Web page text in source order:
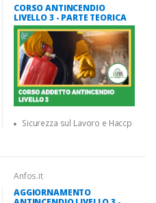
CORSO ANTINCENDIO
LIVELLO 3 - PARTE TEORICA
Sicurezza sul Lavoro e Haccp
Anfos.it
AGGIORNAMENTO